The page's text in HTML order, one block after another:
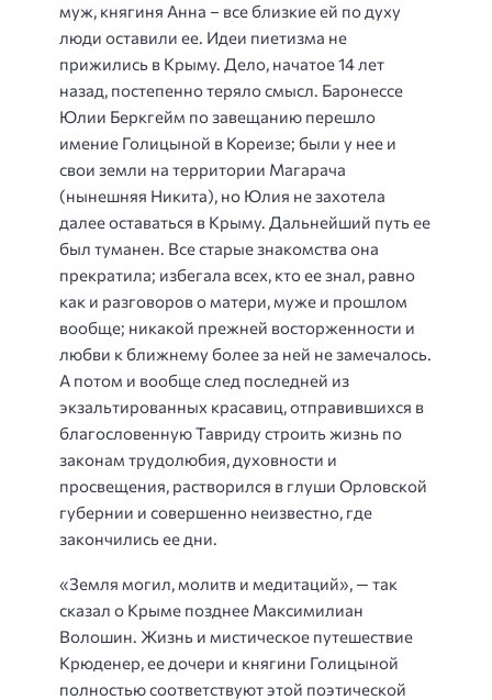
муж, княгиня Анна – все близкие ей по духу
люди оставили ее. Идеи пиетизма не
прижились в Крыму. Дело, начатое 14 лет
назад, постепенно теряло смысл. Баронессе
Юлии Беркгейм по завещанию перешло
имение Голицыной в Кореизе; были у нее и
свои земли на территории Магарача
(нынешняя Никита), но Юлия не захотела
далее оставаться в Крыму. Дальнейший путь ее
был туманен. Все старые знакомства она
прекратила; избегала всех, кто ее знал, равно
как и разговоров о матери, муже и прошлом
вообще; никакой прежней восторженности и
любви к ближнему более за ней не замечалось.
А потом и вообще след последней из
экзальтированных красавиц, отправившихся в
благословенную Тавриду строить жизнь по
законам трудолюбия, духовности и
просвещения, растворился в глуши Орловской
губернии и совершенно неизвестно, где
закончились ее дни.
«Земля могил, молитв и медитаций», — так
сказал о Крыме позднее Максимилиан
Волошин. Жизнь и мистическое путешествие
Крюденер, ее дочери и княгини Голицыной
полностью соответствуют этой поэтической